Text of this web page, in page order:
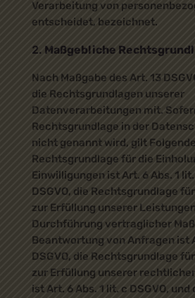
Verarbeitung von
entscheidet, bezeichnet.
Maßgebliche
Nach Maßgabe des Art. 13
die Rechtsgrundlagen unserer
Datenverarbeitungen mit.
Rechtsgrundlage in der
nicht genannt wird, gilt
Rechtsgrundlage für die
Einwilligungen ist Art. 6 Abs. 1
DSGVO, die Rechtsgrundlage
zur Erfüllung unserer
Durchführung vertraglicher
Beantwortung von Anfragen ist
DSGVO, die Rechtsgrundlage
zur Erfüllung unserer
ist Art. 6 Abs. 1 lit. c DSGVO, und